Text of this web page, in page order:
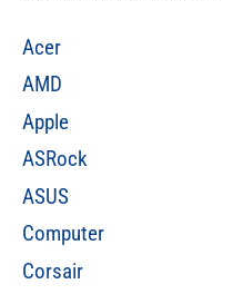
Acer
AMD
Apple
ASRock
ASUS
Computer
Corsair